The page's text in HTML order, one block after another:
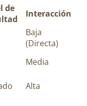
de
Interacción
Baja
(Directa)
Media
Alta